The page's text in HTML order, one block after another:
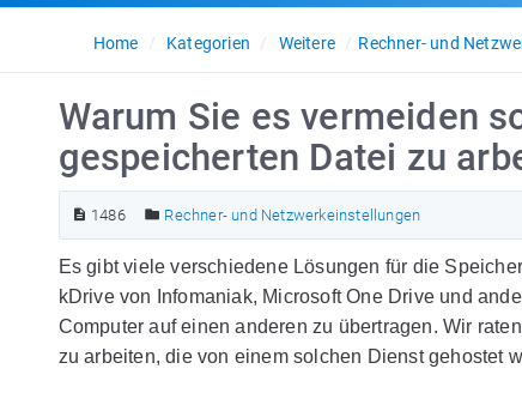
Home Kategorien Weitere Rechner- und
Warum Sie es vermeiden
gespeicherten Datei zu
1486 Rechner- und Netzwerkeinstellungen
Es gibt viele verschiedene Lösungen für die
kDrive von Infomaniak, Microsoft One Drive und
Computer auf einen anderen zu übertragen. Wir
zu arbeiten, die von einem solchen Dienst gehostet